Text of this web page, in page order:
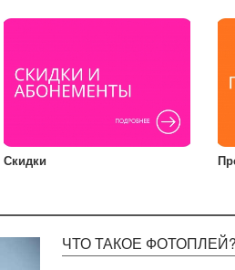
Скидки
ЧТО ТАКОЕ ФОТОПЛЕЙ?